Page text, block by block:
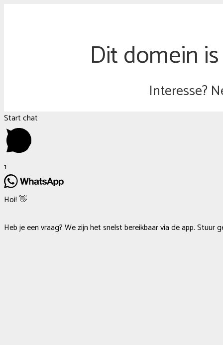
Dit domein
Interesse?
Start chat
1
Hoi! 👋
Heb je een vraag? We zijn het snelst bereikbaar via de app. Stuur